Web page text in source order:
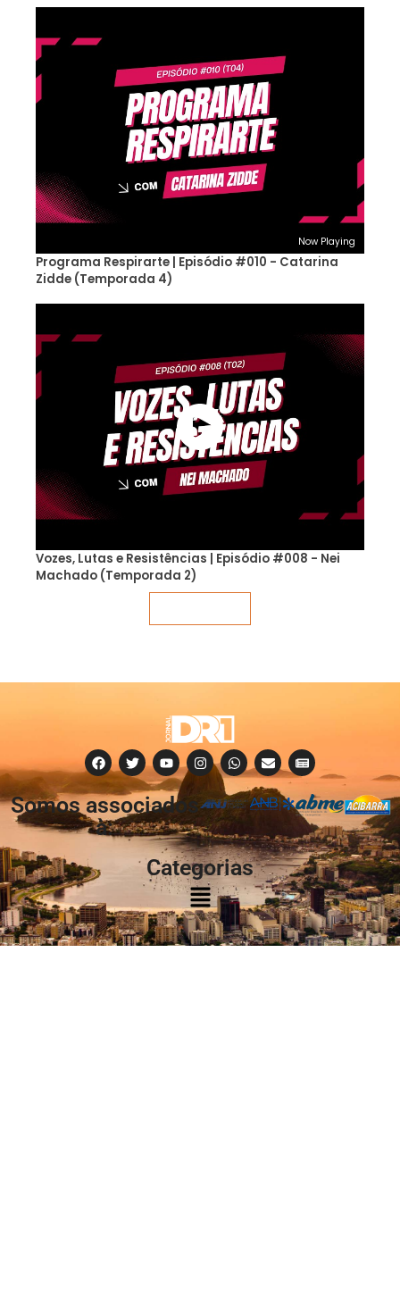
Now Playing
Programa Respirarte | Episódio #010 - Catarina
Zidde (Temporada 4)
Vozes, Lutas e Resistências | Episódio #008 - Nei
Machado (Temporada 2)
Somos associados
à:
Categorias